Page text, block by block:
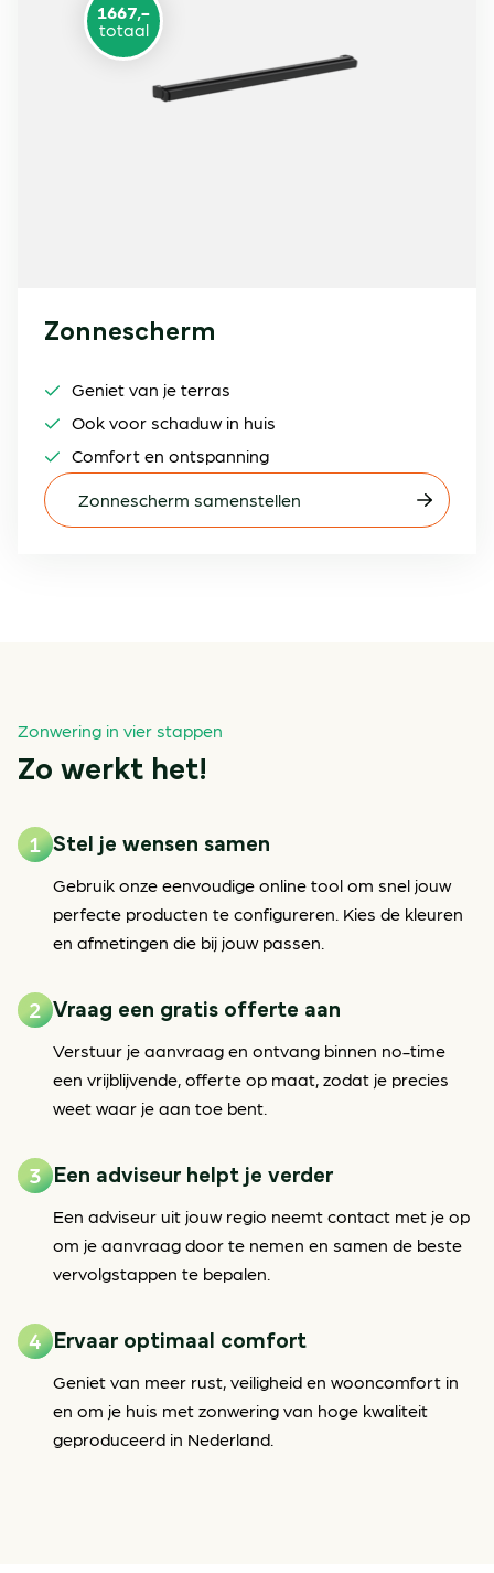
totaal
1667,-
Zonnescherm
Geniet van je terras
Ook voor schaduw in huis
Comfort en ontspanning
Zonnescherm samenstellen
Zonwering in vier stappen
Zo werkt het!
Stel je wensen samen
Gebruik onze eenvoudige online tool om snel jouw
perfecte producten te configureren. Kies de kleuren
en afmetingen die bij jouw passen.
Vraag een gratis offerte aan
Verstuur je aanvraag en ontvang binnen no-time
een vrijblijvende, offerte op maat, zodat je precies
weet waar je aan toe bent.
Een adviseur helpt je verder
Een adviseur uit jouw regio neemt contact met je op
om je aanvraag door te nemen en samen de beste
vervolgstappen te bepalen.
Ervaar optimaal comfort
Geniet van meer rust, veiligheid en wooncomfort in
en om je huis met zonwering van hoge kwaliteit
geproduceerd in Nederland.